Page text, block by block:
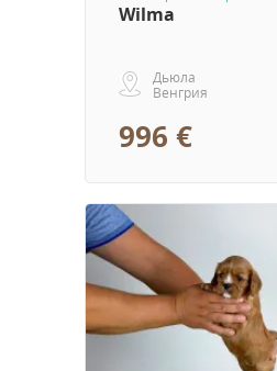
Wilma
Дьюла
Венгрия
996 €